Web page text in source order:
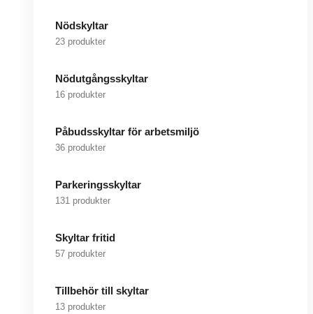
Nödskyltar
23 produkter
Nödutgångsskyltar
16 produkter
Påbudsskyltar för arbetsmiljö
36 produkter
Parkeringsskyltar
131 produkter
Skyltar fritid
57 produkter
Tillbehör till skyltar
13 produkter